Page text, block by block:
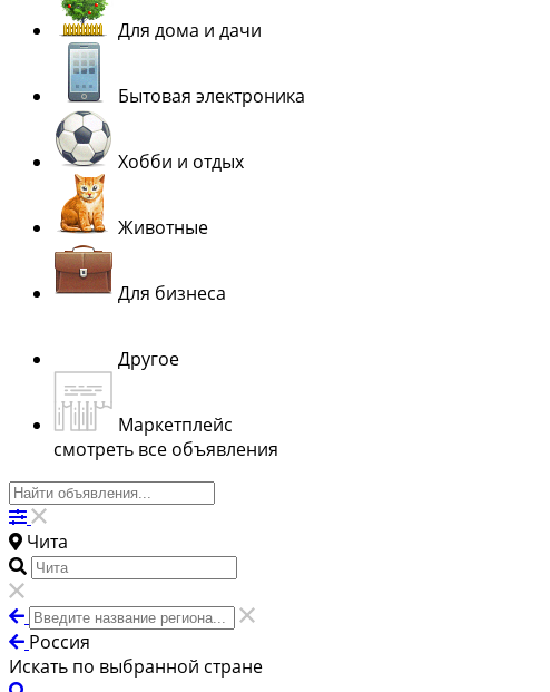
Для дома и дачи
Бытовая электроника
Хобби и отдых
Животные
Для бизнеса
Другое
Маркетплейс
смотреть все объявления
Чита
Россия
Искать по выбранной стране